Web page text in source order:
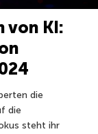
von KI:
die
die
steht ihr